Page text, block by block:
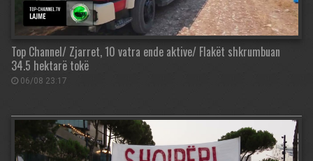
Top Channel/ Zjarret, 10 vatra ende aktive/ Flakët shkrumbuan
34.5 hektarë tokë
06/08 23:17